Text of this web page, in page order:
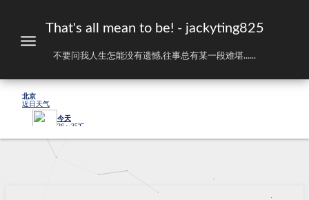
That's all mean to be! - jackyting825
不要问我人生怎能没有遗憾,往事总有某一段难堪......